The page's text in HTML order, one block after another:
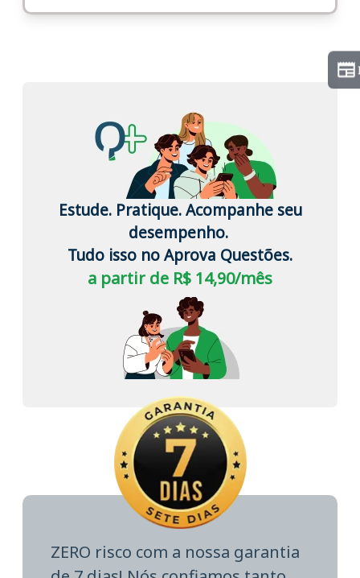
Estude. Pratique. Acompanhe seu
desempenho.
Tudo isso no Aprova Questões.
a partir de R$ 14,90/mês
ZERO risco com a nossa garantia